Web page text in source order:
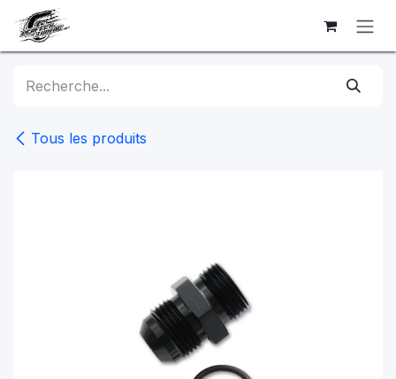
Se rendre au contenu
Tous les produits